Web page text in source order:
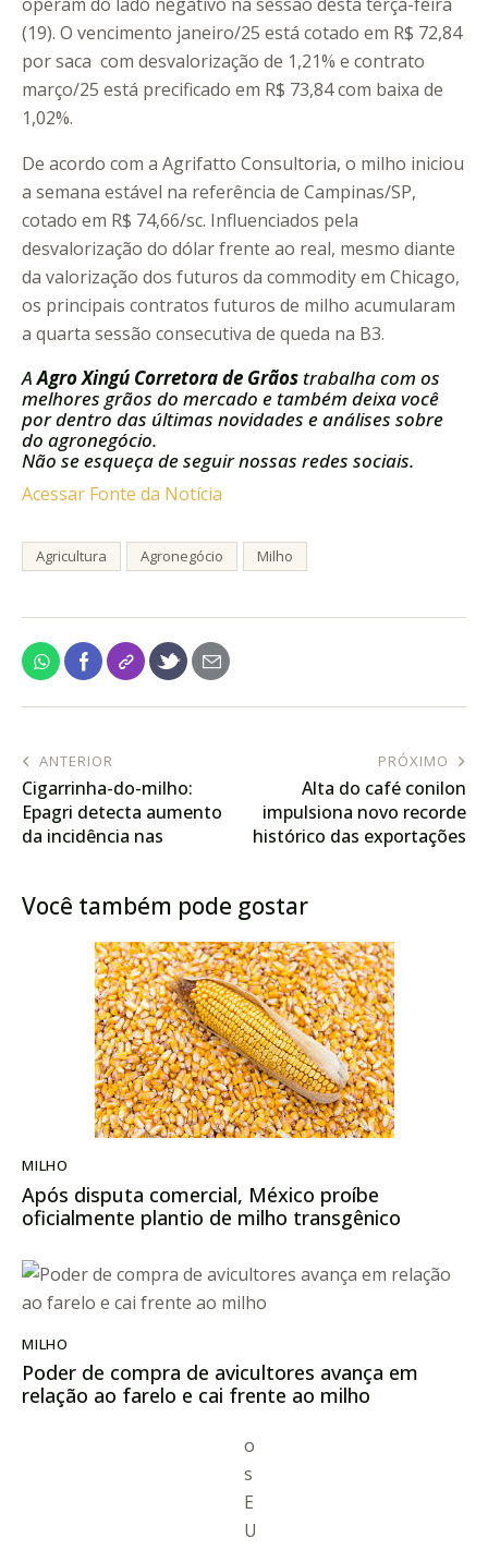
(19). O vencimento janeiro/25 está cotado em R$ 72,84
por saca com desvalorização de 1,21% e contrato
março/25 está precificado em R$ 73,84 com baixa de
1,02%.
De acordo com a Agrifatto Consultoria, o milho iniciou
a semana estável na referência de Campinas/SP,
cotado em R$ 74,66/sc. Influenciados pela
desvalorização do dólar frente ao real, mesmo diante
da valorização dos futuros da commodity em Chicago,
os principais contratos futuros de milho acumularam
a quarta sessão consecutiva de queda na B3.
AAgro Xingú Corretora de Grãos trabalha com os
melhores grãos do mercado e também deixa você
por dentro das últimas novidades e análises sobre
do agronegócio.
Não se esqueça de seguir nossas redes sociais.
Acessar Fonte da Notícia
Agricultura Agronegócio Milho
ANTERIOR
Cigarrinha-do-milho:
Epagri detecta aumento
da incidência nas
PRÓXIMO
Alta do café conilon
impulsiona novo recorde
histórico das exportações
Você também pode gostar
MILHO
Após disputa comercial, México proíbe
oficialmente plantio de milho transgênico
MILHO
Poder de compra de avicultores avança em
relação ao farelo e cai frente ao milho